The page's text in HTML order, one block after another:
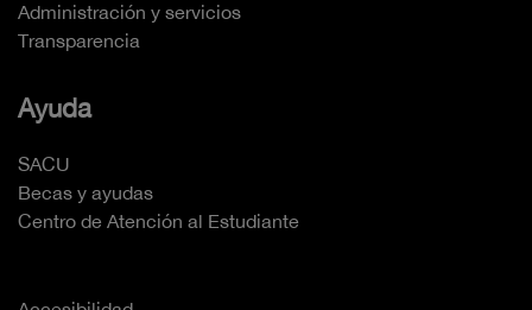
Administración y servicios
Transparencia
Ayuda
SACU
Becas y ayudas
Centro de Atención al Estudiante